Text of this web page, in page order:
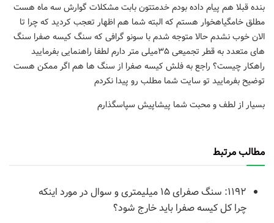
بنده قبلا هم پیام داده بودم خدمتتون بابت مشکلات گوارش سه ماه هست
مطلق خامگیاهخوار هستم که البته شما هم اظهار تعجب کردید که چرا تا
الان خوب نشدم حالا متوجه شدم با سونو گرافی که سنگ کیسه صفرا سنگ
های متعدد به قطر تجمیعی ۳۵میلی متر دارم لطفا راهنمایی بفرمایید
راهکار چیست؟ راجع به فلش کیسه صفرا از سنگ ها هم اگر ممکن هست
توضیح بفرمایید تو سایت شما مطلب رو پیدا نکردم
بسیار از لطف و محبت شما پیشاپیش سپاسگذارم
مطالب مرتبط
۱۱۹۲: سنگ صفرای ۱۵ میلیمتری و سوال در مورد اینکه
چرا کل کیسه صفرا باید خارج شود؟